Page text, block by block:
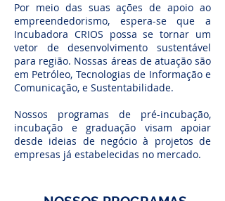
Por meio das suas ações de apoio ao
empreendedorismo, espera-se que a
Incubadora CRIOS possa se tornar um
vetor de desenvolvimento sustentável
para região. Nossas áreas de atuação são
em Petróleo, Tecnologias de Informação e
Comunicação, e Sustentabilidade.
Nossos programas de pré-incubação,
incubação e graduação visam apoiar
desde ideias de negócio à projetos de
empresas já estabelecidas no mercado.